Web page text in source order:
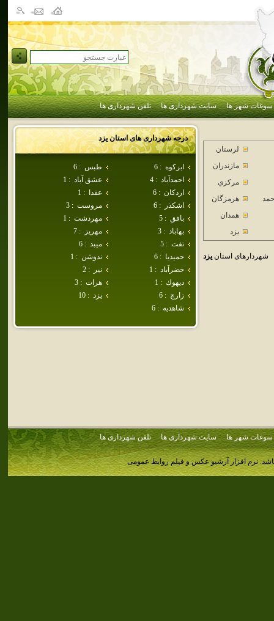
سوغات شهر ها سایت شهرداری ها تلفن شهرداری ها
درجه شهرداری های استانيزد
ابركوه :
6 طبس :
6
احمدآباد :
4 عشق آباد :
1
اردكان :
6 عقدا :
1
اشكذر
:
6 مروست :
3
بافق :
5 مهردشت :
1
بهاباد :
3 مهريز :
7
تفت :
5 ميبد :
6
حميديا :
6 ندوشن :
1
خضرآباد :
1 نير :
2
ديهوك :
1 هرات :
3
زارچ :
6 يزد :
10
شاهديه :
6
لرستان
مازندران
مركزي
هرمزگان
همدان
يزد
شهردارهای استانيزد
سوغات شهر ها سایت شهرداری ها تلفن شهرداری ها
نرم افزار آرشیو عکس و فیلم روابط عمومی